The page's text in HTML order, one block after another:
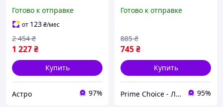
Видеорегистратор в
зеркале заднего вида
(4,3inch), AST
Готово к отправке
от 123₴/мес
1 227₴
2 454 ₴
Купить
Астро 97%
для парковки Экран 4.3
Готово к отправке
745₴
885 ₴
Купить
Prime Choice - Лучший выбор 95%